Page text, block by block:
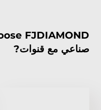
صناعي مع قنوات?